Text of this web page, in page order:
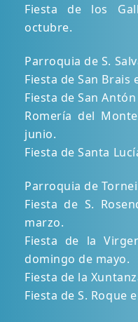
Fiesta de los
octubre.
Parroquia de S.
Fiesta de San Brais
Fiesta de San
Romería del
junio.
Fiesta de Santa
Parroquia de
Fiesta de S.
marzo.
Fiesta de la
domingo de mayo.
Fiesta de la
Fiesta de S. Roque